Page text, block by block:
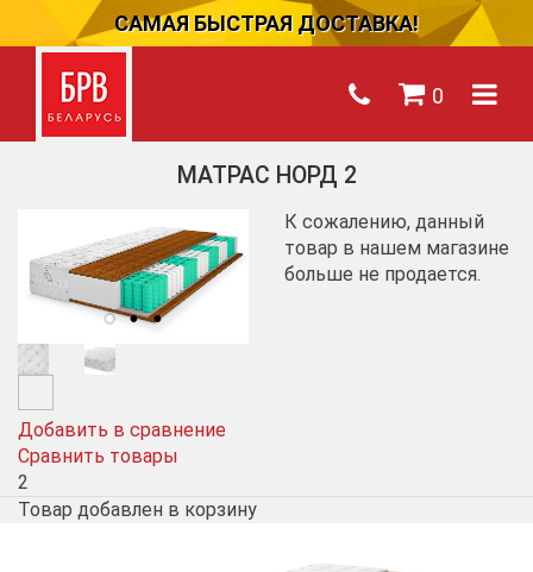
САМАЯ БЫСТРАЯ ДОСТАВКА!
0
МАТРАС НОРД 2
Добавить в сравнение
Сравнить товары
2
К сожалению, данный
товар в нашем магазине
больше не продается.
Товар добавлен в корзину